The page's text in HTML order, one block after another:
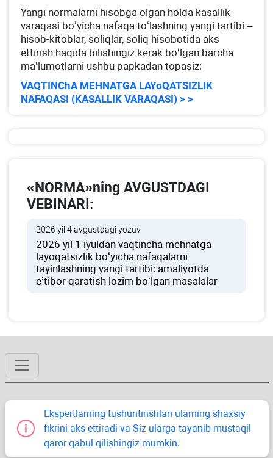
Yangi normalarni hisobga olgan holda kasallik
varaqasi boʻyicha nafaqa toʻlashning yangi tartibi –
hisob-kitoblar, soliqlar, soliq hisobotida aks
ettirish haqida bilishingiz kerak boʻlgan barcha
ma’lumotlarni ushbu papkadan topasiz:
VAQTINChA MEHNATGA LAYoQATSIZLIK
NAFAQASI (KASALLIK VARAQASI) > >
«NORMA»ning AVGUSTDAGI
VEBINARI:
2026 yil 4 avgustdagi yozuv
2026 yil 1 iyuldan vaqtincha mehnatga
layoqatsizlik boʻyicha nafaqalarni
tayinlashning yangi tartibi: amaliyotda
e’tibor qaratish lozim boʻlgan masalalar
Ekspertlarning tushuntirishlari ularning shaхsiy
fikrini aks ettiradi va Siz ularga tayanib mustaqil
qaror qabul qilishingiz mumkin.